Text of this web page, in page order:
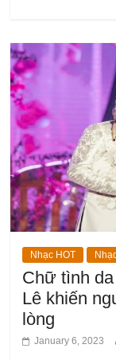
Nhạc HOT
Chữ tình
Lê khiến
lòng
January 6, 2023